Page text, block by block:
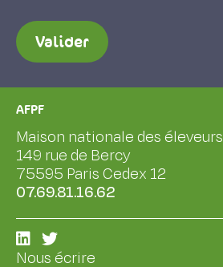
Valider
AFPF
Maison nationale des éleveurs
149 rue de Bercy
75595 Paris Cedex 12
07.69.81.16.62
Nous écrire